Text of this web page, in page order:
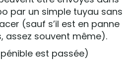
par un simple tuyau sans
(sauf s’il est en panne
assez souvent même).
est passée)